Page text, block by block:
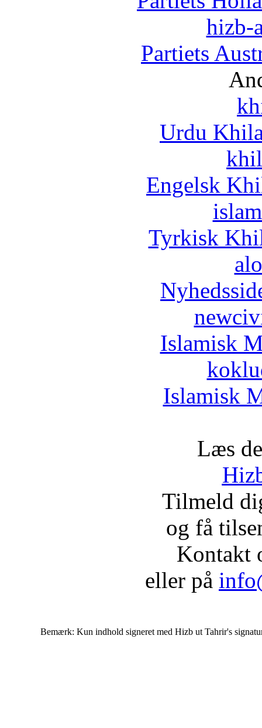
hizb-
Partiets
Urdu
Engelsk
Tyrkisk
Islamisk
Islamisk
Læs
Tilmeld
og få
Kontakt
eller på
Bemærk: Kun indhold signeret med Hizb ut Tahrir's